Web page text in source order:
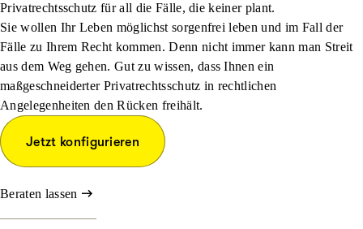
Privatrechtsschutz für all die Fälle, die keiner plant.
Sie wollen Ihr Leben möglichst sorgenfrei leben und im Fall der
Fälle zu Ihrem Recht kommen. Denn nicht immer kann man Streit
aus dem Weg gehen. Gut zu wissen, dass Ihnen ein
maßgeschneiderter Privatrechtsschutz in rechtlichen
Angelegenheiten den Rücken freihält.
Jetzt konfigurieren
Beraten lassen